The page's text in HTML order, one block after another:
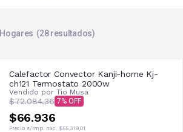
Hogares 28resultados
Calefactor Convector Kanji-home Kj-
ch121 Termostato 2000w
Vendido por Tio Musa
$72.084,36 7
$66.936
Precio s/imp. nac. $55.319,01